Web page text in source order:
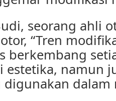
seorang ahli
“Tren
berkembang
estetika, namun
dalam